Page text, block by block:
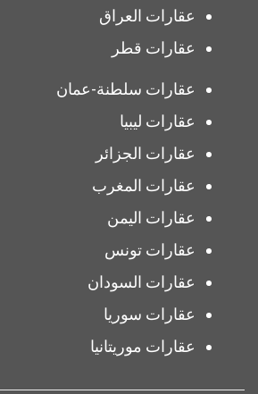
عقارات العراق
عقارات قطر
عقارات سلطنة-عمان
عقارات ليبيا
عقارات الجزائر
عقارات المغرب
عقارات اليمن
عقارات تونس
عقارات السودان
عقارات سوريا
عقارات موريتانيا